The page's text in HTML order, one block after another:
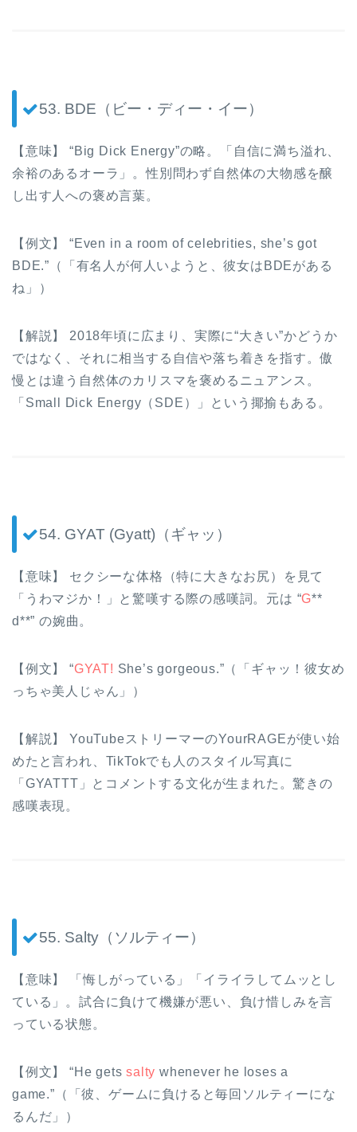
53. BDE（ビー・ディー・イー）
【意味】 “Big Dick Energy”の略。「自信に満ち溢れ、
余裕のあるオーラ」。性別問わず自然体の大物感を醸
し出す人への褒め言葉。
【例文】 “Even in a room of celebrities, she’s got
BDE.”（「有名人が何人いようと、彼女はBDEがある
ね」）
【解説】 2018年頃に広まり、実際に“大きい”かどうか
ではなく、それに相当する自信や落ち着きを指す。傲
慢とは違う自然体のカリスマを褒めるニュアンス。
「Small Dick Energy（SDE）」という揶揄もある。
54. GYAT (Gyatt)（ギャッ）
【意味】 セクシーな体格（特に大きなお尻）を見て
「うわマジか！」と驚嘆する際の感嘆詞。元は “G**
d**” の婉曲。
【例文】 “GYAT! She’s gorgeous.”（「ギャッ！彼女め
っちゃ美人じゃん」）
【解説】 YouTubeストリーマーのYourRAGEが使い始
めたと言われ、TikTokでも人のスタイル写真に
「GYATTT」とコメントする文化が生まれた。驚きの
感嘆表現。
55. Salty（ソルティー）
【意味】 「悔しがっている」「イライラしてムッとし
ている」。試合に負けて機嫌が悪い、負け惜しみを言
っている状態。
【例文】 “He getssalty whenever he loses a
game.”（「彼、ゲームに負けると毎回ソルティーにな
るんだ」）